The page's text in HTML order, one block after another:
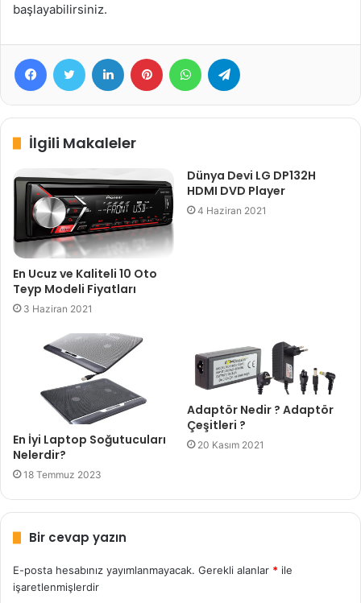
başlayabilirsiniz.
FacebookTwitter LinkedIn Pinterest WhatsApp
İlgili Makaleler
En Ucuz ve Kaliteli 10 Oto
Teyp Modeli Fiyatları
3 Haziran 2021
Dünya Devi LG DP132H
HDMI DVD Player
4 Haziran 2021
En İyi Laptop Soğutucuları
Nelerdir?
18 Temmuz 2023
Adaptör Nedir ? Adaptör
Çeşitleri ?
20 Kasım 2021
Bir cevap yazın
E-posta hesabınız yayımlanmayacak. Gerekli alanlar * ile
işaretlenmişlerdir